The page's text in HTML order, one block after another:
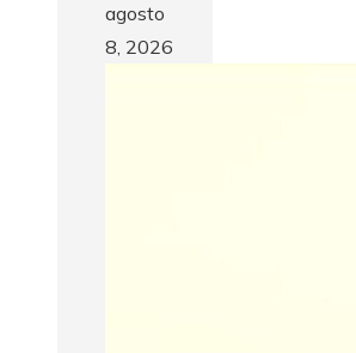
agosto
8, 2026